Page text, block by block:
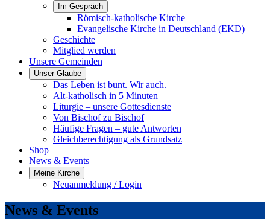
Im Gespräch
Römisch-katholische Kirche
Evangelische Kirche in Deutschland (EKD)
Geschichte
Mitglied werden
Unsere Gemeinden
Unser Glaube
Das Leben ist bunt. Wir auch.
Alt-katholisch in 5 Minuten
Liturgie – unsere Gottesdienste
Von Bischof zu Bischof
Häufige Fragen – gute Antworten
Gleichberechtigung als Grundsatz
Shop
News & Events
Meine Kirche
Neuanmeldung / Login
News & Events